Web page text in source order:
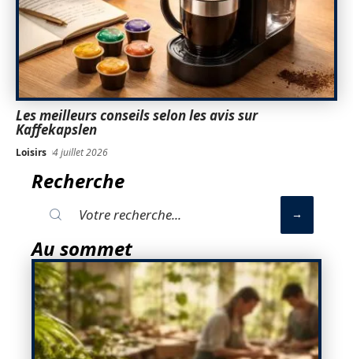
Les meilleurs conseils selon les avis sur
Kaffekapslen
Loisirs 4 juillet 2026
Recherche
Au sommet